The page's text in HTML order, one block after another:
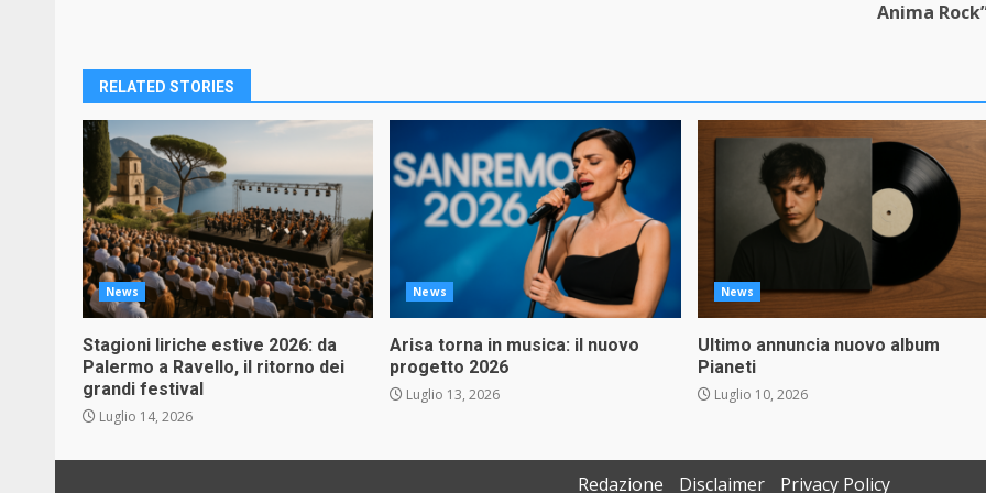
Anima
RELATED STORIES
News
Stagioni liriche estive 2026: da
Palermo a Ravello, il ritorno dei
grandi festival
Luglio 14, 2026
News
Arisa torna in musica: il nuovo
progetto 2026
Luglio 13, 2026
News
Ultimo annuncia nuovo album
Pianeti
Luglio 10, 2026
Redazione Disclaimer Privacy Policy